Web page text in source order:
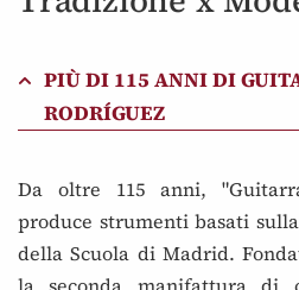
PIÙ DI 115 ANNI DI
RODRÍGUEZ
Da oltre 115 anni,
produce strumenti basati
della Scuola di Madrid.